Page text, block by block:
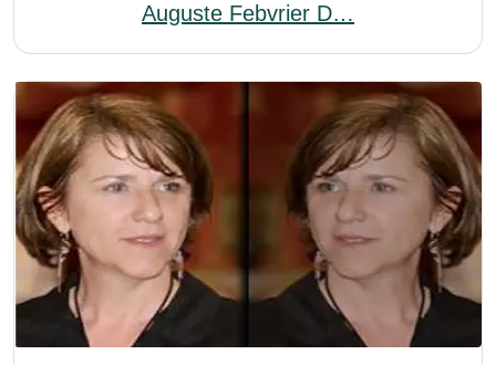
Auguste Febvrier D…